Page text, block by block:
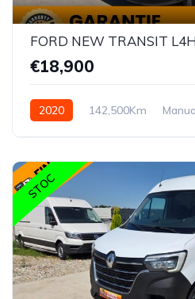
FORD NEW TRANSIT
€18,900
2020 142,500Km
STOC